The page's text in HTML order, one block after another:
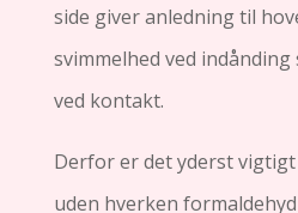
side giver anledning til
svimmelhed ved
ved kontakt.
Derfor er det yderst
uden hverken